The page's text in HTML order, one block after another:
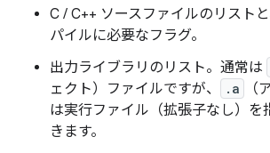
C / C++ ソースファイルのリスト
パイルに必要なフラグ。
出力ライブラリのリスト。通常は
ェクト）ファイルですが、
.a
（
は実行ファイル（拡張子なし）を
きます。